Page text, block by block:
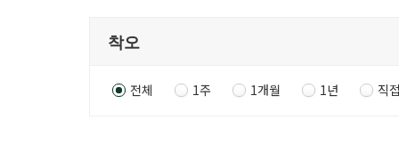
전체 1주 1개월 1년 직